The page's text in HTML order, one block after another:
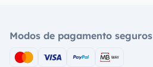
Modos de pagamento seguros